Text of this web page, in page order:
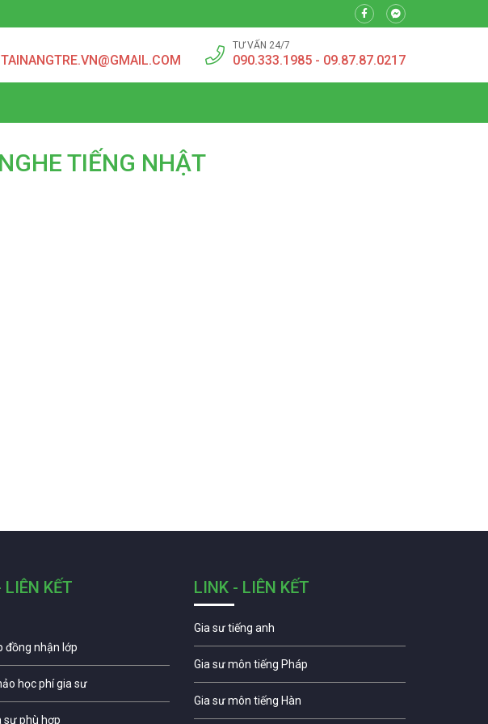
TƯ VẤN 24/7
090.333.1985 - 09.87.87.0217
TIẾNG NHẬT
LIÊN KẾT
đồng nhận lớp
học phí gia sư
sư phù hợp
LINK - LIÊN KẾT
Gia sư tiếng anh
Gia sư môn tiếng Pháp
Gia sư môn tiếng Hàn